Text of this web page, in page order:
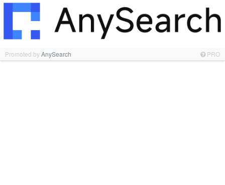
Promoted byAnySearch PRO